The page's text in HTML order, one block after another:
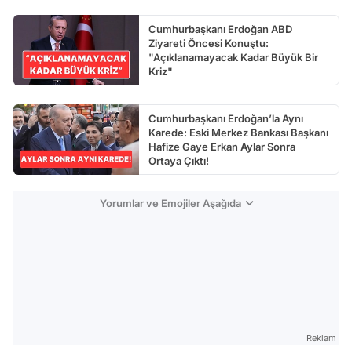
Cumhurbaşkanı Erdoğan ABD
Ziyareti Öncesi Konuştu:
"Açıklanamayacak Kadar Büyük Bir
Kriz"
Cumhurbaşkanı Erdoğan’la Aynı
Karede: Eski Merkez Bankası Başkanı
Hafize Gaye Erkan Aylar Sonra
Ortaya Çıktı!
Yorumlar ve Emojiler Aşağıda
Reklam